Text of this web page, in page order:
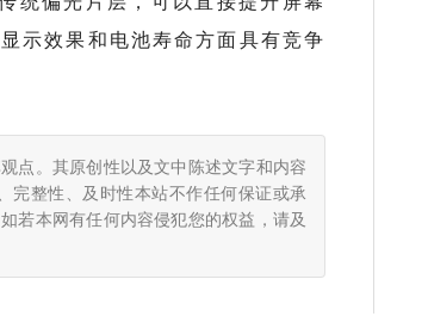
示效果和电池寿命方面具有竞争
点。其原创性以及文中陈述文字和内容
完整性、及时性本站不作任何保证或承
若本网有任何内容侵犯您的权益，请及